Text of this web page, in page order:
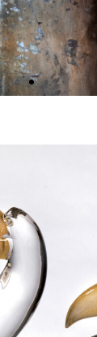
i nostri maestri
animali,
dalle
più selvagge.
il risultato unico
dei nostri
cristallo.